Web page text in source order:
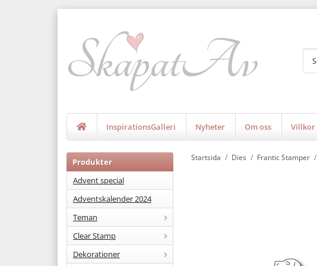
InspirationsGalleri Nyheter Om oss Villkor
Produkter
Advent special
Adventskalender 2024
Teman
Clear Stamp
Dekorationer
Startsida / Dies / Frantic Stamper /